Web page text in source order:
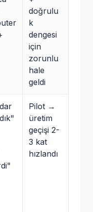
doğrulu
k
dengesi
için
zorunlu
hale
geldi
Pilot →
üretim
geçişi 2-
3 kat
hızlandı